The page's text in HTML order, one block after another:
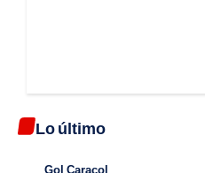
Lo último
Gol Caracol